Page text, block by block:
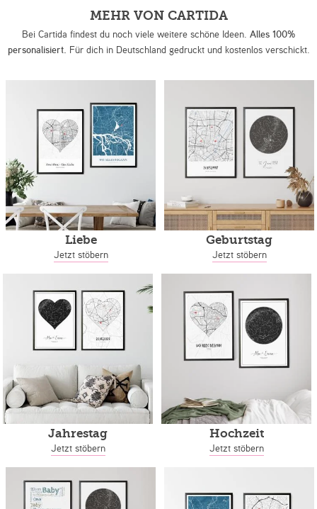
MEHR VON CARTIDA
Bei Cartida findest du noch viele weitere schöne Ideen. Alles 100%
personalisiert. Für dich in Deutschland gedruckt und kostenlos verschickt.
Liebe
Jetzt stöbern
Geburtstag
Jetzt stöbern
Jahrestag
Jetzt stöbern
Hochzeit
Jetzt stöbern